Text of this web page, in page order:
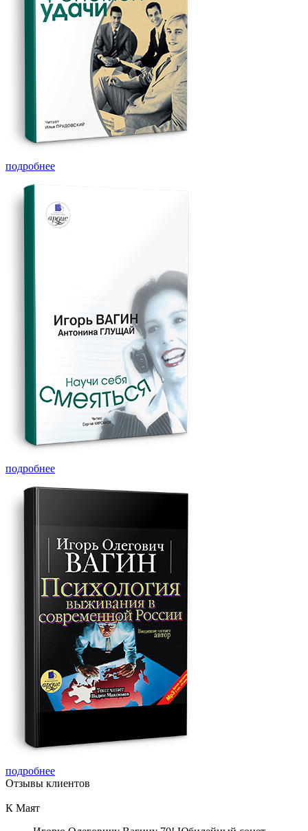
подробнее
подробнее
подробнее
Отзывы клиентов
К Маят